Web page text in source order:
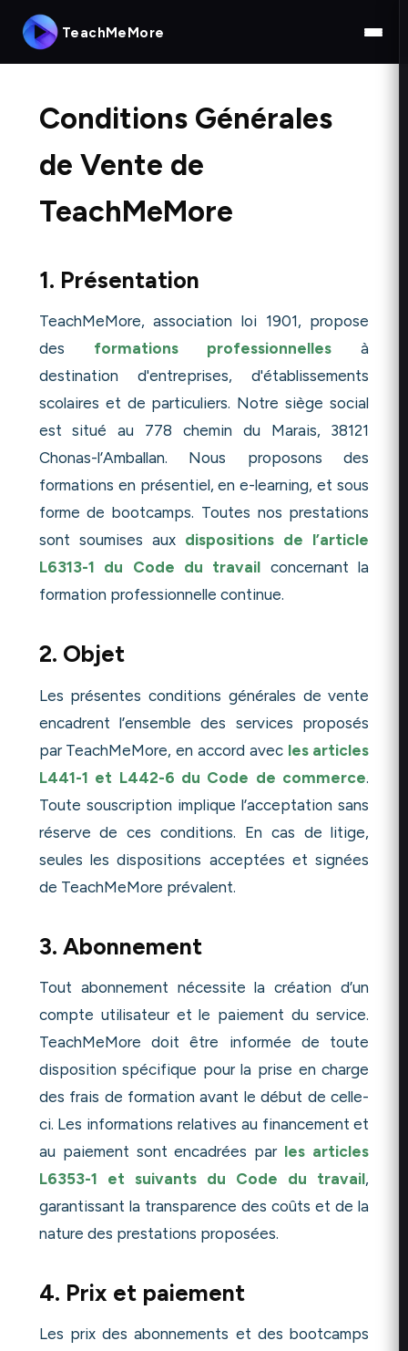
TeachMeMore
Conditions Générales
de Vente de
TeachMeMore
1. Présentation
TeachMeMore, association loi 1901, propose
des formations professionnelles à
destination d'entreprises, d'établissements
scolaires et de particuliers. Notre siège social
est situé au 778 chemin du Marais, 38121
Chonas-l’Amballan. Nous proposons des
formations en présentiel, en e-learning, et sous
forme de bootcamps. Toutes nos prestations
sont soumises aux dispositions de l’article
L6313-1 du Code du travail concernant la
formation professionnelle continue.
2. Objet
Les présentes conditions générales de vente
encadrent l’ensemble des services proposés
par TeachMeMore, en accord avec les articles
L441-1 et L442-6 du Code de commerce.
Toute souscription implique l’acceptation sans
réserve de ces conditions. En cas de litige,
seules les dispositions acceptées et signées
de TeachMeMore prévalent.
3. Abonnement
Tout abonnement nécessite la création d’un
compte utilisateur et le paiement du service.
TeachMeMore doit être informée de toute
disposition spécifique pour la prise en charge
des frais de formation avant le début de celle-
ci. Les informations relatives au financement et
au paiement sont encadrées par les articles
L6353-1 et suivants du Code du travail,
garantissant la transparence des coûts et de la
nature des prestations proposées.
4. Prix et paiement
Les prix des abonnements et des bootcamps